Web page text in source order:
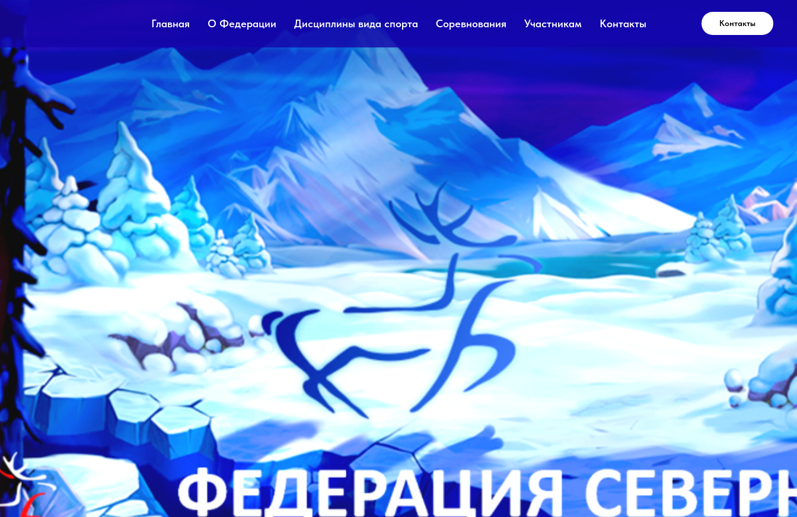
Главная О Федерации Дисциплины вида спорта Соревнования Участникам Контакты Контакты